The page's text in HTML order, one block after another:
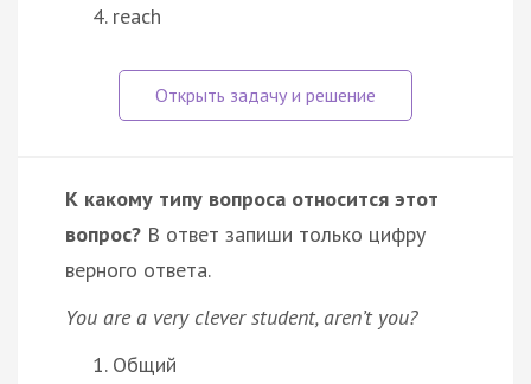
reach
К какому типу вопроса относится этот
вопрос? В ответ запиши только цифру
верного ответа.
You are a very clever student, aren’t you?
Общий